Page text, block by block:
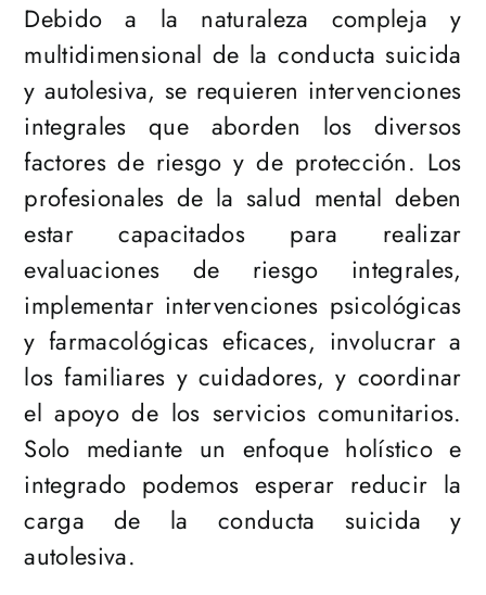
Debido a la naturaleza compleja y
multidimensional de la conducta suicida
y autolesiva, se requieren intervenciones
integrales que aborden los diversos
factores de riesgo y de protección. Los
profesionales de la salud mental deben
estar capacitados para realizar
evaluaciones de riesgo integrales,
implementar intervenciones psicológicas
y farmacológicas eficaces, involucrar a
los familiares y cuidadores, y coordinar
el apoyo de los servicios comunitarios.
Solo mediante un enfoque holístico e
integrado podemos esperar reducir la
carga de la conducta suicida y
autolesiva.